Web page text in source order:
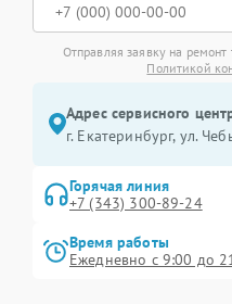
Отправляя заявку на ремонт
Политикой
Адрес сервисного
г. Екатеринбург, ул.
Горячая линия
+7 (343) 300-89-24
Время работы
Ежедневно с 9:00 до